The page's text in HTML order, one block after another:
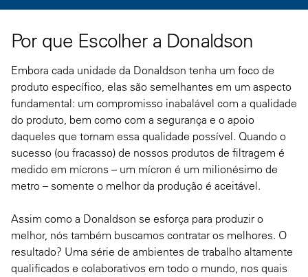
Por que Escolher a Donaldson
Embora cada unidade da Donaldson tenha um foco de
produto específico, elas são semelhantes em um aspecto
fundamental: um compromisso inabalável com a qualidade
do produto, bem como com a segurança e o apoio
daqueles que tornam essa qualidade possível. Quando o
sucesso (ou fracasso) de nossos produtos de filtragem é
medido em mícrons – um mícron é um milionésimo de
metro – somente o melhor da produção é aceitável.
Assim como a Donaldson se esforça para produzir o
melhor, nós também buscamos contratar os melhores. O
resultado? Uma série de ambientes de trabalho altamente
qualificados e colaborativos em todo o mundo, nos quais